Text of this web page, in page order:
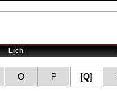
Lịch
O P [Q]